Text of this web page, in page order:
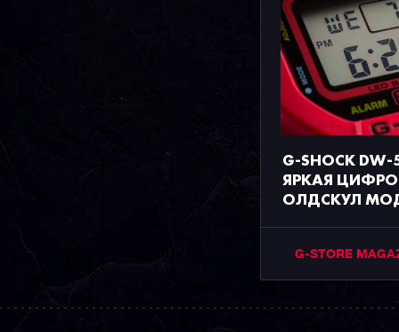
G-SHOCK DW-
ЯРКАЯ
ОЛДСКУЛ
G-STORE